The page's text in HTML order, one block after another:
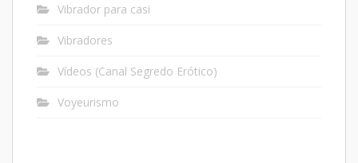
Vibrador para casi
Vibradores
Vídeos (Canal Segredo Erótico)
Voyeurismo